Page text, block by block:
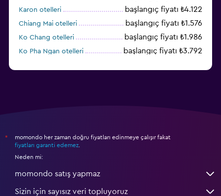
Karon otelleri başlangıç fiyatı ₺4.122
Chiang Mai otelleri başlangıç fiyatı ₺1.576
Ko Chang otelleri başlangıç fiyatı ₺1.986
Ko Pha Ngan otelleri başlangıç fiyatı ₺3.792
*
momondo her zaman doğru fiyatları edinmeye çalışır fakat
fiyatları garanti edemez
Neden mi:
momondo satış yapmaz
Sizin için sayısız veri topluyoruz